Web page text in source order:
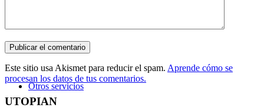
Música
Otros servicios
Este sitio usa Akismet para reducir el spam. Aprende cómo se
procesan los datos de tus comentarios.
UTOPIAN